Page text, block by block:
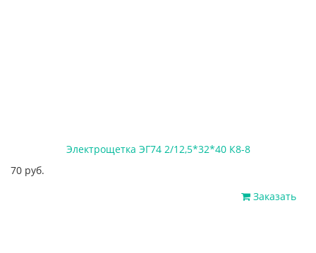
Электрощетка ЭГ74 2/12,5*32*40 К8-8
70 руб.
Заказать